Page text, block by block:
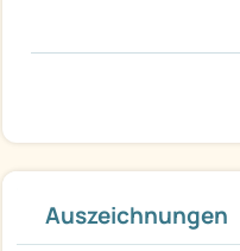
Auszeichnungen